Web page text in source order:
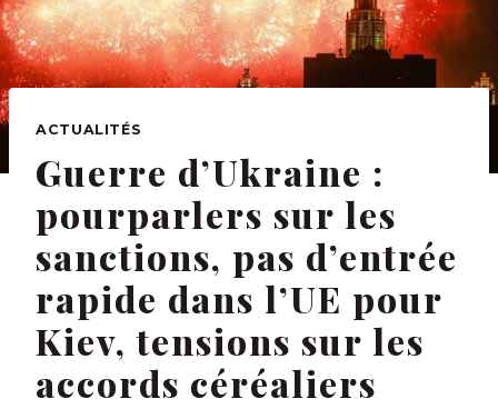
ACTUALITÉS
Guerre d’Ukraine :
pourparlers sur les
sanctions, pas d’entrée
rapide dans l’UE pour
Kiev, tensions sur les
accords céréaliers